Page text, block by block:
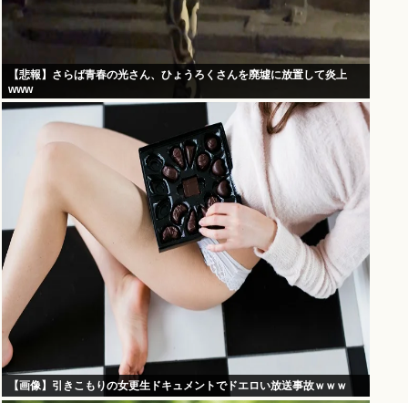
【悲報】さらば青春の光さん、ひょうろくさんを廃墟に放置して炎上
www
【画像】引きこもりの女更生ドキュメントでドエロい放送事故ｗｗｗ